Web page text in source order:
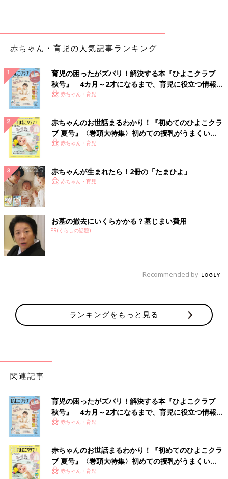
出典：Instagramアカウント「kawaiisushiofficial」
かわいいすしさんは「スパイラルハンガー（550円）」を購入。
シーツやバスタオルなど、このようにぐるりと掛けることでほど
よく間隔があき、乾きやすいんだとか。薄いので、使わないとき
はすき間に収納することも◎。まさに部屋干しに役立つアイテム
ですよね！
簡単にスペースができて安定して干せる！「縦にも
横にもはさめるかもいフック」
赤ちゃん・育児の人気記事ランキング
育児の困ったがズバリ！解決する本『ひよこクラブ
秋号』 4カ月～2才になるまで、育児に役立つ情報が
いっぱい！
赤ちゃん・育児
赤ちゃんのお世話まるわかり！『初めてのひよこクラ
ブ 夏号』〈巻頭大特集〉初めての授乳がうまくい
く！ おっぱい・ミルクの基本と夏のトラブル 解決テ
赤ちゃん・育児
赤ちゃんが生まれたら！2冊の「たまひよ」
赤ちゃん・育児
お墓の撤去にいくらかかる？墓じまい費用
PR(くらしの話題)
Recommended by
ランキングをもっと見る
関連記事
育児の困ったがズバリ！解決する本『ひよこクラブ
秋号』 4カ月～2才になるまで、育児に役立つ情報が
いっぱい！
赤ちゃん・育児
赤ちゃんのお世話まるわかり！『初めてのひよこクラ
ブ 夏号』〈巻頭大特集〉初めての授乳がうまくい
く！ おっぱい・ミルクの基本と夏のトラブル 解決テ
赤ちゃん・育児